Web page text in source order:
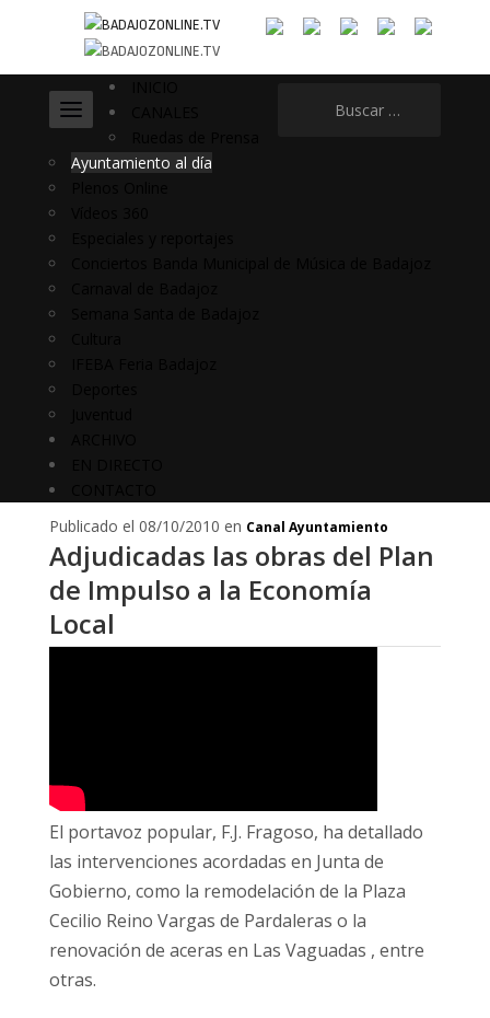
Ayuntamiento al día
Publicado el 08/10/2010 en Canal Ayuntamiento
Adjudicadas las obras del Plan
de Impulso a la Economía
Local
El portavoz popular, F.J. Fragoso, ha detallado
las intervenciones acordadas en Junta de
Gobierno, como la remodelación de la Plaza
Cecilio Reino Vargas de Pardaleras o la
renovación de aceras en Las Vaguadas , entre
otras.